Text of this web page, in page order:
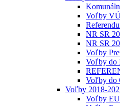
Voľby
NR SR
NR SR
Voľby
Voľby do
Voľby do
Voľby 2018-
Voľby EU